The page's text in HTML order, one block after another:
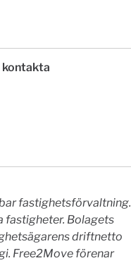
kontakta
fastighetsförvaltning.
fastigheter. Bolagets
driftnetto
Free2Move förenar